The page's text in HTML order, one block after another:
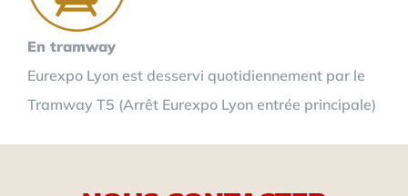
En tramway
Eurexpo Lyon est desservi quotidiennement par le
Tramway T5 (Arrêt Eurexpo Lyon entrée principale)